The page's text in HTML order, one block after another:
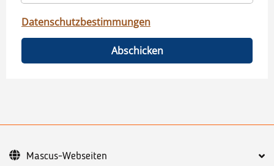
Datenschutzbestimmungen
Abschicken
Mascus-Webseiten